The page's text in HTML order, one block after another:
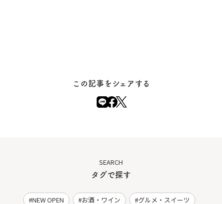
この記事をシェアする
SEARCH
タグで探す
NEW OPEN お酒・ワイン
グルメ・スイーツ